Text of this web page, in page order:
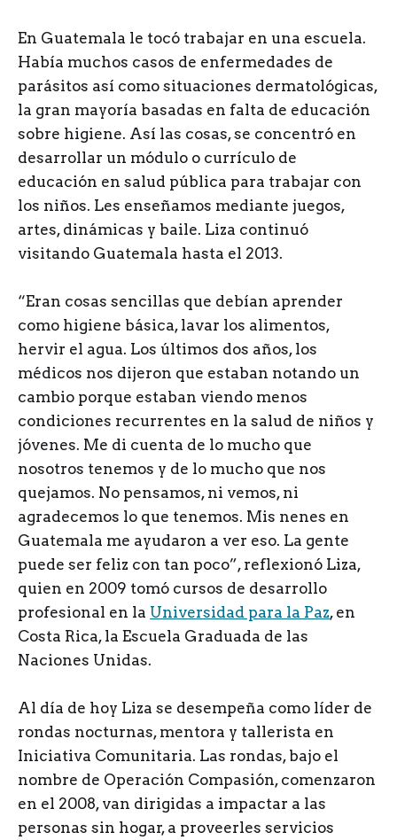
En Guatemala le tocó trabajar en una escuela.
Había muchos casos de enfermedades de
parásitos así como situaciones dermatológicas,
la gran mayoría basadas en falta de educación
sobre higiene. Así las cosas, se concentró en
desarrollar un módulo o currículo de
educación en salud pública para trabajar con
los niños. Les enseñamos mediante juegos,
artes, dinámicas y baile. Liza continuó
visitando Guatemala hasta el 2013.
“Eran cosas sencillas que debían aprender
como higiene básica, lavar los alimentos,
hervir el agua. Los últimos dos años, los
médicos nos dijeron que estaban notando un
cambio porque estaban viendo menos
condiciones recurrentes en la salud de niños y
jóvenes. Me di cuenta de lo mucho que
nosotros tenemos y de lo mucho que nos
quejamos. No pensamos, ni vemos, ni
agradecemos lo que tenemos. Mis nenes en
Guatemala me ayudaron a ver eso. La gente
puede ser feliz con tan poco”, reflexionó Liza,
quien en 2009 tomó cursos de desarrollo
profesional en la Universidad para la Paz, en
Costa Rica, la Escuela Graduada de las
Naciones Unidas.
Al día de hoy Liza se desempeña como líder de
rondas nocturnas, mentora y tallerista en
Iniciativa Comunitaria. Las rondas, bajo el
nombre de Operación Compasión, comenzaron
en el 2008, van dirigidas a impactar a las
personas sin hogar, a proveerles servicios